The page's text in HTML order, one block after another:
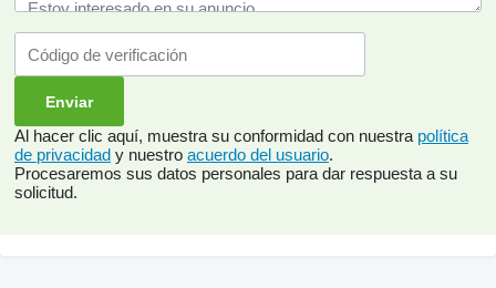
Al hacer clic aquí, muestra su conformidad con nuestra política
de privacidad y nuestro acuerdo del usuario.
Procesaremos sus datos personales para dar respuesta a su
solicitud.